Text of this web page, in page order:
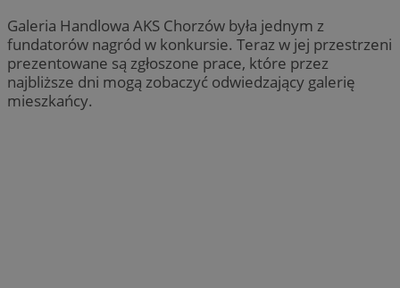
Galeria Handlowa AKS Chorzów była jednym z
fundatorów nagród w konkursie. Teraz w jej przestrzeni
prezentowane są zgłoszone prace, które przez
najbliższe dni mogą zobaczyć odwiedzający galerię
mieszkańcy.